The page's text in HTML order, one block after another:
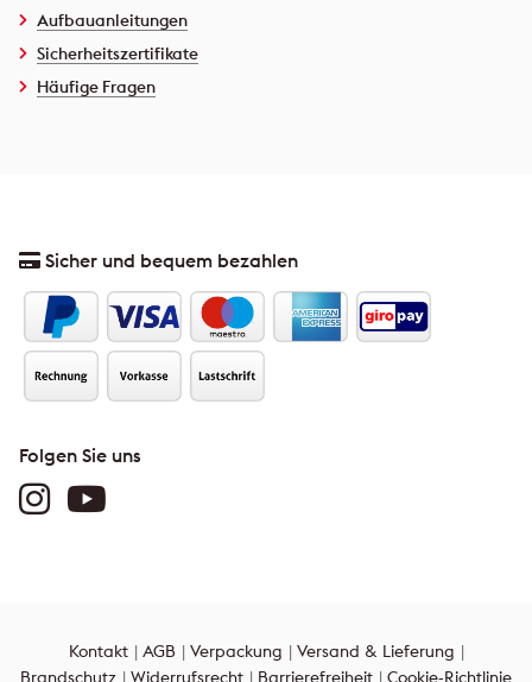
Aufbauanleitungen
Sicherheitszertifikate
Häufige Fragen
Sicher und bequem bezahlen
Folgen Sie uns
Kontakt AGB Verpackung
Versand & Lieferung
Brandschutz
Widerrufsrecht Barrierefreiheit Cookie-Richtlinie